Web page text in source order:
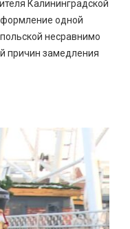
Калининградской
одной
несравнимо
причин замедления